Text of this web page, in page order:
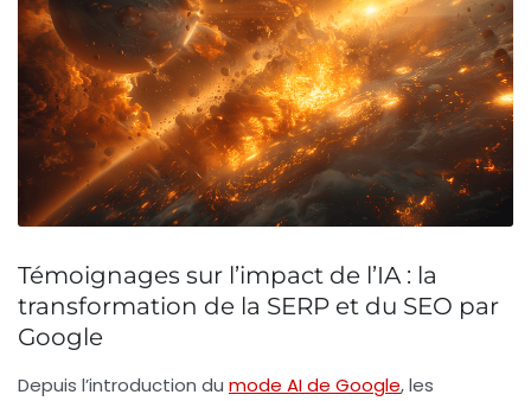
Témoignages sur l’impact de l’IA : la
transformation de la SERP et du SEO par
Google
Depuis l’introduction du mode AI de Google, les